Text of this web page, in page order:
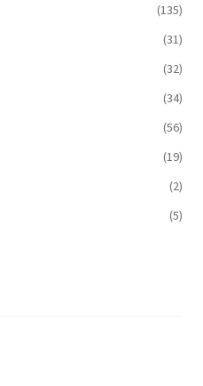
(135)
(31)
(32)
(34)
(56)
(19)
(2)
(5)